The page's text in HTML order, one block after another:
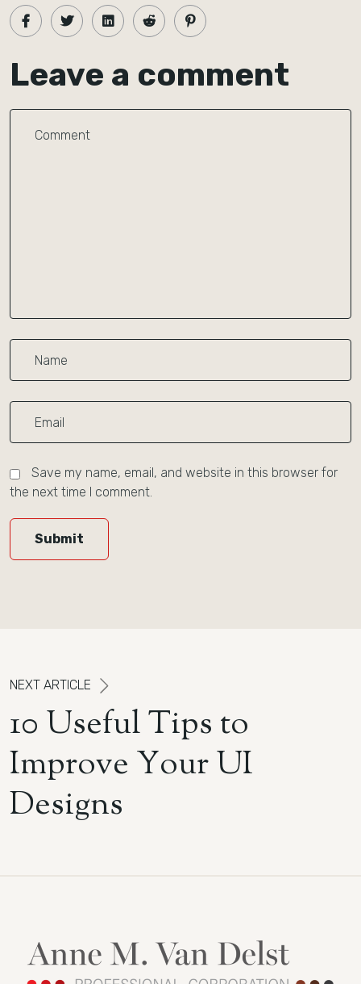
Leave a comment
Save my name, email, and website in this browser for
the next time I comment.
Submit
NEXT ARTICLE
10 UsefulTips to
Improve YourUI
Designs